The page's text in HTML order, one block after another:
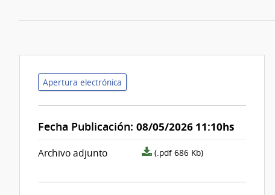
Apertura electrónica
Fecha Publicación: 08/05/2026 11:10hs
Archivo adjunto
archivo
(.pdf 686 Kb)